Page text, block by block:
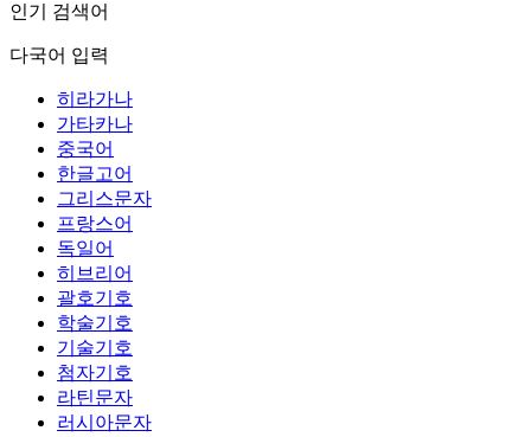
인기 검색어
다국어 입력
히라가나
가타카나
중국어
한글고어
그리스문자
프랑스어
독일어
히브리어
괄호기호
학술기호
기술기호
첨자기호
라틴문자
러시아문자